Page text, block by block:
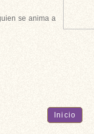
se anima a
Inicio